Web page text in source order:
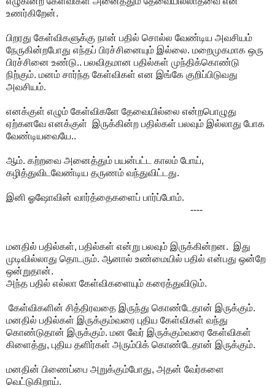
உணர்கிறேன்.
பிறரது கேள்விகளுக்கு நான் பதில் சொல்ல வேண்டிய அவசியம்
நேருகின்றபோது எந்தப் பிரச்சினையும் இல்லை. மறைமுகமாக ஒரு
பிரச்சினை உண்டு.. பலவிதமான பதில்கள் முந்திக்கொண்டு
நிற்கும். மனம் சார்ந்த கேள்விகள் என இங்கே குறிப்பிடுவது
அவசியம்.
எனக்குள் எழும் கேள்விகளே தேவையில்லை என்றபொழுது
ஏற்கனவே எனக்குள் இருக்கின்ற பதில்கள் பலவும் இல்லாது போக
வேண்டியவையே..
ஆம். கற்றவை அனைத்தும் பயன்பட்ட காலம் போய்,
கழித்துவிடவேண்டிய தருணம் வந்துவிட்டது.
இனி ஓஷோவின் வார்த்தைகளைப் பார்ப்போம்.
----
மனதில் பதில்கள், பதில்கள் என்று பலவும் இருக்கின்றன. இது
முடிவில்லாது தொடரும். ஆனால் உண்மையில் பதில் என்பது ஒன்றே
ஒன்றுதான்.
அந்த பதில் எல்லா கேள்விகளையும் கரைத்துவிடும்.
கேள்விகளின் சித்திரவதை இருந்து கொண்டேதான் இருக்கும்.
மனதில் பதில்கள் இருக்கும்வரை புதிய கேள்விகள் வந்து
கொண்டுதான் இருக்கும். மன வேர் இருக்கும்வரை கேள்விகள்
கிளைத்து, புதிய தளிர்கள் அரும்பிக் கொண்டேதான் இருக்கும்.
மனதின் பிணைப்பை அறுக்கும்போது, அதன் வேர்களை
வெட்டுகிறாய்.